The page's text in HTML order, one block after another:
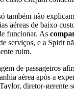
também não
aéreas de baixo
funcionar. As
serviços, e a Spirit
ruim.
de passageiros
aérea após a
diretor-gerente